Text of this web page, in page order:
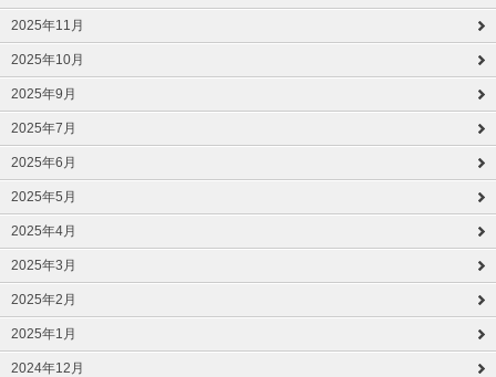
2025年11月
2025年10月
2025年9月
2025年7月
2025年6月
2025年5月
2025年4月
2025年3月
2025年2月
2025年1月
2024年12月